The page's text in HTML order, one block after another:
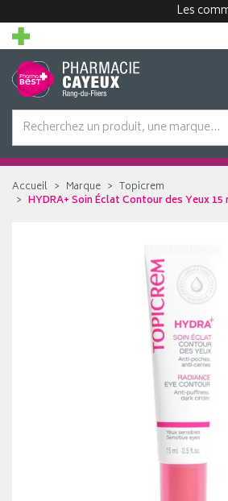
Les
Accueil Marque
Topicrem
HYDRA+ Soin Éclat Contour des Yeux 15